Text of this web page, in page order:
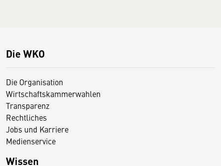
Die WKO
Die Organisation
Wirtschaftskammerwahlen
Transparenz
Rechtliches
Jobs und Karriere
Medienservice
Wissen